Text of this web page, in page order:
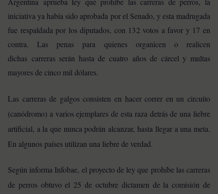
iniciativa ya había sido aprobada por el Senado, y esta madrugada
fue respaldada por los diputados, con 132 votos a favor y 17 en
contra. Las penas para quienes organicen o realicen
dichas carreras serán hasta de cuatro años de cárcel y multas
mayores de cinco mil dólares.
Las carreras de galgos consisten en hacer correr en un circuito
(canódromo) a varios ejemplares de esta raza detrás de una liebre
artificial, a la que nunca podrán alcanzar, hasta llegar a una meta.
En algunos países utilizan una liebre de verdad.
Según informa Infobae, el proyecto de ley que prohíbe las carreras
de perros obtuvo el 25 de octubre dictamen de la comisión de